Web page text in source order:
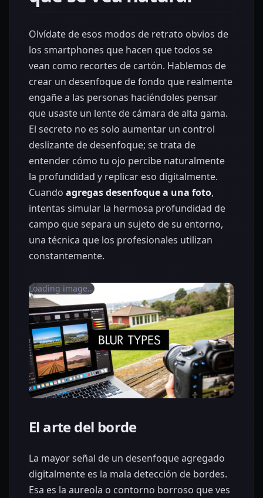
Olvídate de esos modos de retrato obvios de
los smartphones que hacen que todos se
vean como recortes de cartón. Hablemos de
crear un desenfoque de fondo que realmente
engañe a las personas haciéndoles pensar
que usaste un lente de cámara de alta gama.
El secreto no es solo aumentar un control
deslizante de desenfoque; se trata de
entender cómo tu ojo percibe naturalmente
la profundidad y replicar eso digitalmente.
Cuando agregas desenfoque a una foto,
intentas simular la hermosa profundidad de
campo que separa un sujeto de su entorno,
una técnica que los profesionales utilizan
constantemente.
Loading image...
El arte del borde
La mayor señal de un desenfoque agregado
digitalmente es la mala detección de bordes.
Esa es la aureola o contorno borroso que ves